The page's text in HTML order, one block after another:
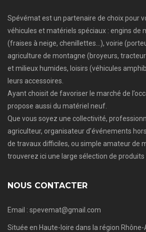
Spévémat est un partenaire de choix pour
véhicules et matériels spéciaux : engins de
(fraises à neige, chenillettes…), voirie
agriculture de montagne (broyeurs,
et milieux humides, loisirs (véhicules
leurs accessoires.
Ayant choisit de favoriser le marché de
propose aussi du matériel neuf.
Que vous soyez une collectivité,
agriculteur, organisateur d’événements
de travaux difficiles, ou simple amateur de
trouverez ici une large sélection de produits
NOUS CONTACTER
Email : spevemat@gmail.com
Située en Haute-loire dans la région